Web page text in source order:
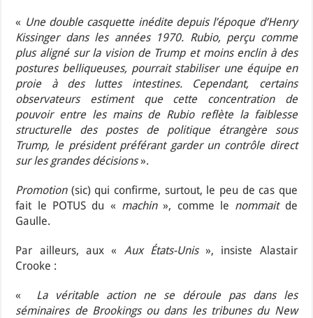
« Une double casquette inédite depuis l’époque d’Henry
Kissinger dans les années 1970. Rubio, perçu comme
plus aligné sur la vision de Trump et moins enclin à des
postures belliqueuses, pourrait stabiliser une équipe en
proie à des luttes intestines. Cependant, certains
observateurs estiment que cette concentration de
pouvoir entre les mains de Rubio reflète la faiblesse
structurelle des postes de politique étrangère sous
Trump, le président préférant garder un contrôle direct
sur les grandes décisions».
Promotion(sic) qui confirme, surtout, le peu de cas que
fait le POTUS du « machin», comme le nommaitde
Gaulle.
Par ailleurs, aux « Aux États-Unis», insiste Alastair
Crooke :
« La véritable action ne se déroule pas dans les
séminaires de Brookings ou dans les tribunes du New